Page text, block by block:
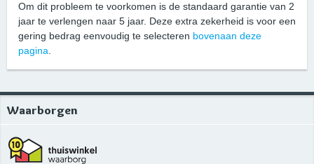
Om dit probleem te voorkomen is de standaard garantie van 2
jaar te verlengen naar 5 jaar. Deze extra zekerheid is voor een
gering bedrag eenvoudig te selecteren bovenaan deze
pagina.
Waarborgen